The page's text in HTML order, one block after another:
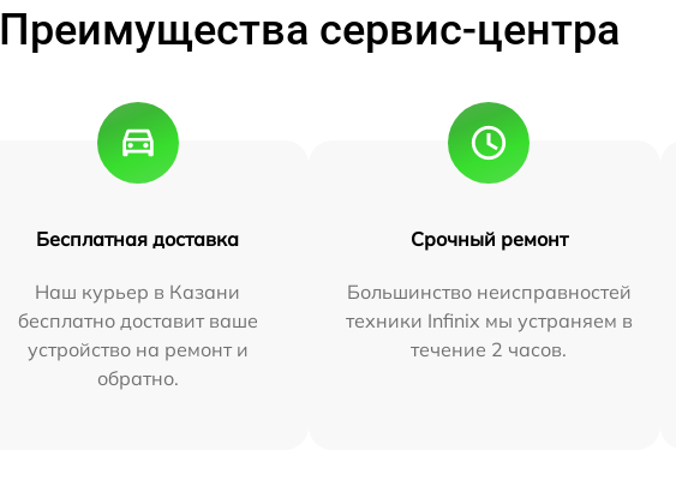
Преимущества сервис-центра
Бесплатная доставка
Наш курьер в Казани
бесплатно доставит ваше
устройство на ремонт и
обратно.
Срочный ремонт
Большинство неисправностей
техники Infinix мы устраняем в
течение 2 часов.